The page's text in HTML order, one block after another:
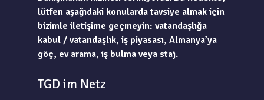
lütfen aşağıdaki konularda tavsiye almak için
bizimle iletişime geçmeyin: vatandaşlığa
kabul / vatandaşlık, iş piyasası, Almanya’ya
göç, ev arama, iş bulma veya staj.
TGD im Netz